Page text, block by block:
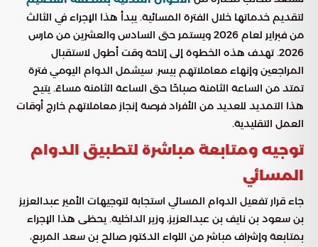
لتقديم خدماتها خلال الفترة المسائية. يبدأ هذا الإجراء في الثالث
من فبراير لعام 2026 ويستمر حتى السادس والعشرين من مارس
2026. تهدف هذه الخطوة إلى إتاحة وقت أطول لاستقبال
المراجعين وإنهاء معاملاتهم بيسر. سيشمل الدوام اليومي فترة
تمتد من الساعة الثامنة صباحًا حتى الساعة الثامنة مساءً. يتيح
هذا التمديد للعديد من الأفراد فرصة إنجاز معاملاتهم خارج أوقات
العمل التقليدية.
توجيه ومتابعة مباشرة لتطبيق الدوام
المسائي
جاء قرار تفعيل الدوام المسائي استجابة لتوجيهات الأمير عبدالعزيز
بن سعود بن نايف بن عبدالعزيز، وزير الداخلية. يحظى هذا الإجراء
بمتابعة وإشراف مباشر من اللواء الدكتور صالح بن سعد المربع،